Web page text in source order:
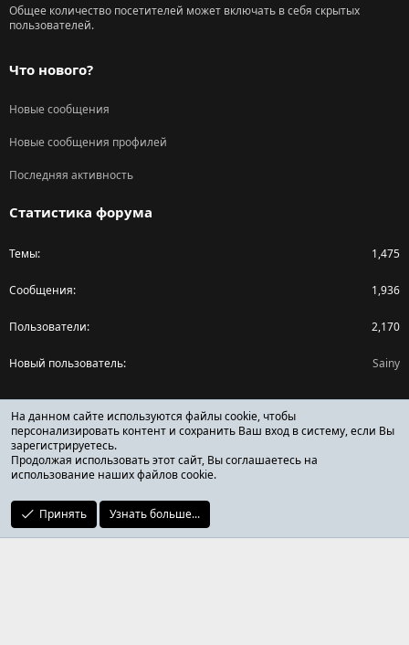
Общее количество посетителей может включать в себя скрытых
пользователей.
Что нового?
Новые сообщения
Новые сообщения профилей
Последняя активность
Статистика форума
Темы 1,475
Сообщения 1,936
Пользователи 2,170
Новый пользователь Sainy
Поделиться страницей
Facebook
X (Twitter)
Reddit
ОТЗЫВЫ ОНЛАЙН ФОРУМ
На данном сайте используются файлы cookie, чтобы
персонализировать контент и сохранить Ваш вход в систему, если Вы
зарегистрируетесь.
Продолжая использовать этот сайт, Вы соглашаетесь на
использование наших файлов cookie.
Принять Узнать больше...